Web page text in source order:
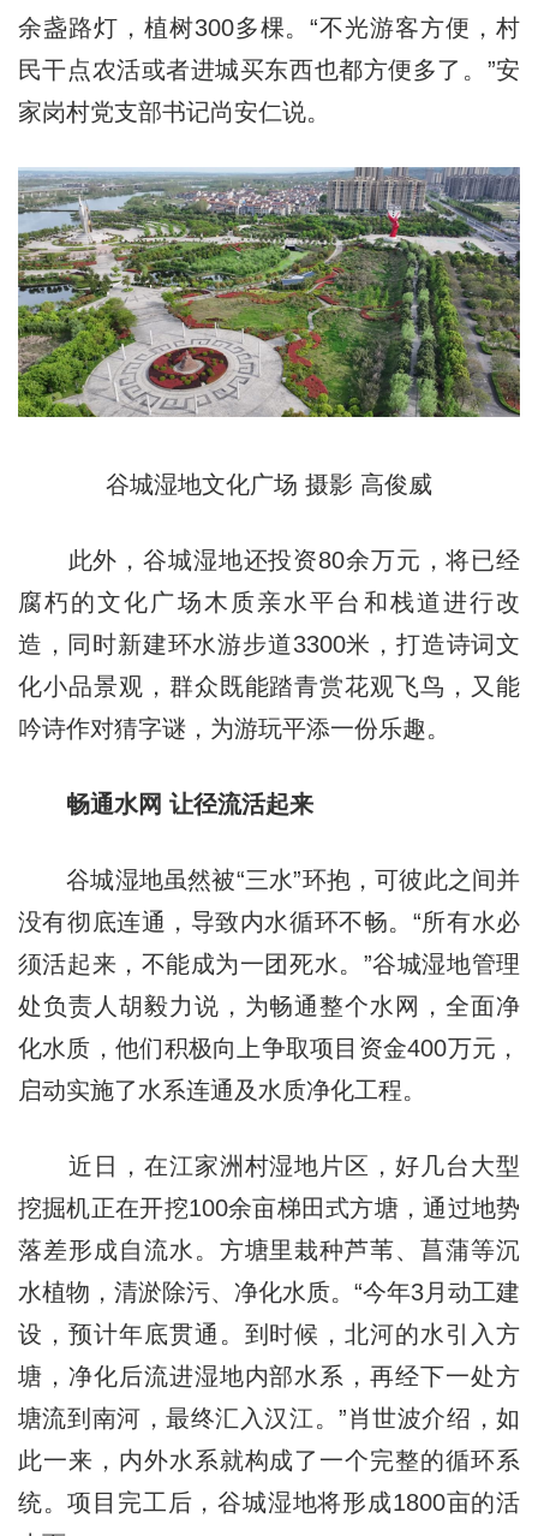
余盏路灯，植树300多棵。“不光游客方便，村
民干点农活或者进城买东西也都方便多了。”安
家岗村党支部书记尚安仁说。
谷城湿地文化广场 摄影 高俊威
此外，谷城湿地还投资80余万元，将已经
腐朽的文化广场木质亲水平台和栈道进行改
造，同时新建环水游步道3300米，打造诗词文
化小品景观，群众既能踏青赏花观飞鸟，又能
吟诗作对猜字谜，为游玩平添一份乐趣。
畅通水网 让径流活起来
谷城湿地虽然被“三水”环抱，可彼此之间并
没有彻底连通，导致内水循环不畅。“所有水必
须活起来，不能成为一团死水。”谷城湿地管理
处负责人胡毅力说，为畅通整个水网，全面净
化水质，他们积极向上争取项目资金400万元，
启动实施了水系连通及水质净化工程。
近日，在江家洲村湿地片区，好几台大型
挖掘机正在开挖100余亩梯田式方塘，通过地势
落差形成自流水。方塘里栽种芦苇、菖蒲等沉
水植物，清淤除污、净化水质。“今年3月动工建
设，预计年底贯通。到时候，北河的水引入方
塘，净化后流进湿地内部水系，再经下一处方
塘流到南河，最终汇入汉江。”肖世波介绍，如
此一来，内外水系就构成了一个完整的循环系
统。项目完工后，谷城湿地将形成1800亩的活